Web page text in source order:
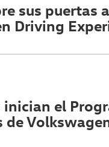
sus puertas
Driving
inician el
de